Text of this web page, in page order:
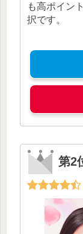
も高ポイン
択です。
第2